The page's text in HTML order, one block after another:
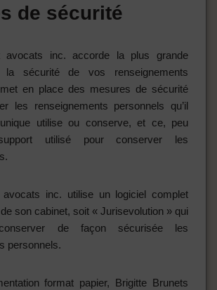
de sécurité
avocats inc. accorde la plus grande
la sécurité de vos renseignements
en place des mesures de sécurité
les renseignements personnels qu’il
utilise ou conserve, et ce, peu
utilisé pour conserver les
avocats inc. utilise un logiciel complet
son cabinet, soit « Jurisevolution » qui
de façon sécurisée les
personnels.
format papier, Brigitte Brunets